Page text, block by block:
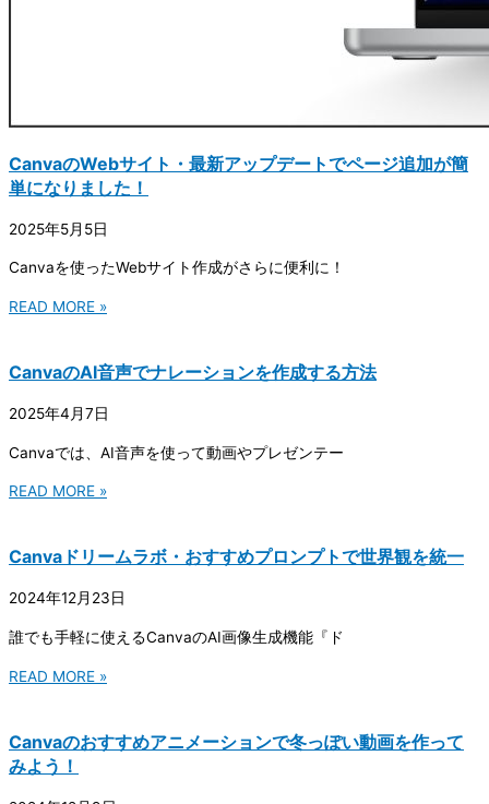
CanvaのWebサイト・最新アップデートでページ追加が簡
単になりました！
2025年5月5日
Canvaを使ったWebサイト作成がさらに便利に！
READ MORE »
CanvaのAI音声でナレーションを作成する方法
2025年4月7日
Canvaでは、AI音声を使って動画やプレゼンテー
READ MORE »
Canvaドリームラボ・おすすめプロンプトで世界観を統一
2024年12月23日
誰でも手軽に使えるCanvaのAI画像生成機能『ド
READ MORE »
Canvaのおすすめアニメーションで冬っぽい動画を作って
みよう！